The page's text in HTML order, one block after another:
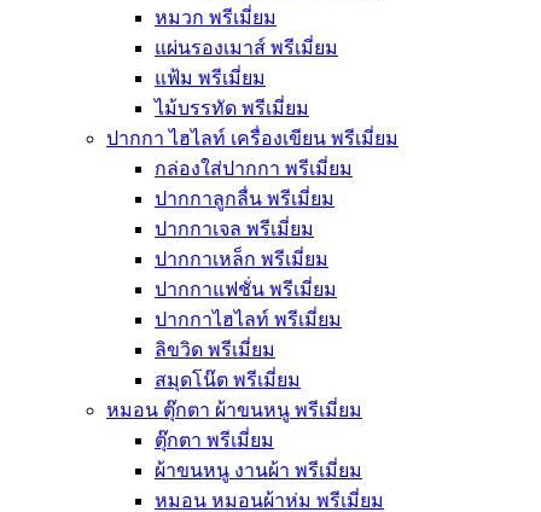
หมวก พรีเมี่ยม
แผ่นรองเมาส์ พรีเมี่ยม
แฟ้ม พรีเมี่ยม
ไม้บรรทัด พรีเมี่ยม
ปากกา ไฮไลท์ เครื่องเขียน พรีเมี่ยม
กล่องใส่ปากกา พรีเมี่ยม
ปากกาลูกลื่น พรีเมี่ยม
ปากกาเจล พรีเมี่ยม
ปากกาเหล็ก พรีเมี่ยม
ปากกาแฟชั่น พรีเมี่ยม
ปากกาไฮไลท์ พรีเมี่ยม
ลิขวิด พรีเมี่ยม
สมุดโน๊ต พรีเมี่ยม
หมอน ตุ๊กตา ผ้าขนหนู พรีเมี่ยม
ตุ๊กตา พรีเมี่ยม
ผ้าขนหนู งานผ้า พรีเมี่ยม
หมอน หมอนผ้าห่ม พรีเมี่ยม